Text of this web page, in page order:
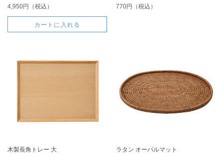
4,950円（税込）
カートに入れる
770円（税込）
木製長角トレー 大 ラタン オーバルマット